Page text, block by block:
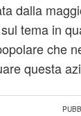
dalla
tema in
che
questa